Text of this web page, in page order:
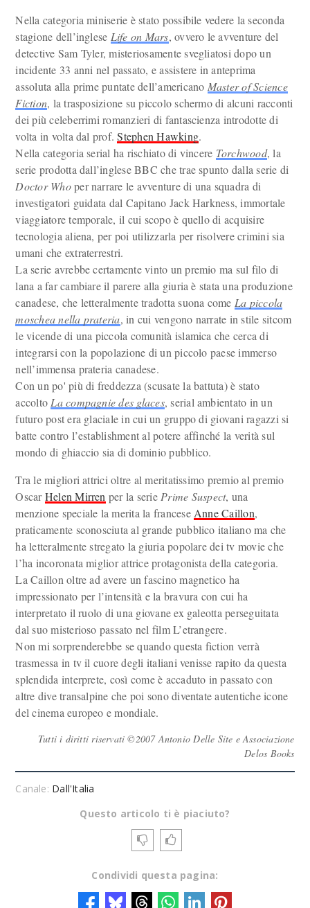
Nella categoria miniserie è stato possibile vedere la seconda
stagione dell’inglese Life on Mars, ovvero le avventure del
detective Sam Tyler, misteriosamente svegliatosi dopo un
incidente 33 anni nel passato, e assistere in anteprima
assoluta alla prime puntate dell’americano Master of Science
Fiction, la trasposizione su piccolo schermo di alcuni racconti
dei più celeberrimi romanzieri di fantascienza introdotte di
volta in volta dal prof.Stephen Hawking.
Nella categoria serial ha rischiato di vincere Torchwood, la
serie prodotta dall’inglese BBC che trae spunto dalla serie di
Doctor Whoper narrare le avventure di una squadra di
investigatori guidata dal Capitano Jack Harkness, immortale
viaggiatore temporale, il cui scopo è quello di acquisire
tecnologia aliena, per poi utilizzarla per risolvere crimini sia
umani che extraterrestri.
La serie avrebbe certamente vinto un premio ma sul filo di
lana a far cambiare il parere alla giuria è stata una produzione
canadese, che letteralmente tradotta suona come La piccola
moschea nella prateria, in cui vengono narrate in stile sitcom
le vicende di una piccola comunità islamica che cerca di
integrarsi con la popolazione di un piccolo paese immerso
nell’immensa prateria canadese.
Con un po' più di freddezza (scusate la battuta) è stato
accolto La compagnie des glaces, serial ambientato in un
futuro post era glaciale in cui un gruppo di giovani ragazzi si
batte contro l’establishment al potere affinché la verità sul
mondo di ghiaccio sia di dominio pubblico.
Tra le migliori attrici oltre al meritatissimo premio al premio
OscarHelen Mirren per la serie Prime Suspect, una
menzione speciale la merita la francese Anne Caillon,
praticamente sconosciuta al grande pubblico italiano ma che
ha letteralmente stregato la giuria popolare dei tv movie che
l’ha incoronata miglior attrice protagonista della categoria.
La Caillon oltre ad avere un fascino magnetico ha
impressionato per l’intensità e la bravura con cui ha
interpretato il ruolo di una giovane ex galeotta perseguitata
dal suo misterioso passato nel film L’etrangere.
Non mi sorprenderebbe se quando questa fiction verrà
trasmessa in tv il cuore degli italiani venisse rapito da questa
splendida interprete, così come è accaduto in passato con
altre dive transalpine che poi sono diventate autentiche icone
del cinema europeo e mondiale.
Tutti i diritti riservati ©2007 Antonio Delle Site e Associazione
Delos Books
Canale: Dall'Italia
Questo articolo ti è piaciuto?
Condividi questa pagina: